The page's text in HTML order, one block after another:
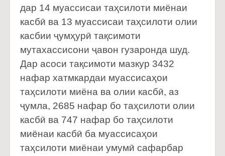
дар 14 муассисаи таҳсилоти миёнаи
касбӣ ва 13 муассисаи таҳсилоти олии
касбии ҷумҳурӣ тақсимоти
мутахассисони ҷавон гузаронда шуд.
Дар асоси тақсимоти мазкур 3432
нафар хатмкардаи муассисаҳои
таҳсилоти миёна ва олии касбӣ, аз
ҷумла, 2685 нафар бо таҳсилоти олии
касбӣ ва 747 нафар бо таҳсилоти
миёнаи касбӣ ба муассисаҳои
таҳсилоти миёнаи умумӣ сафарбар